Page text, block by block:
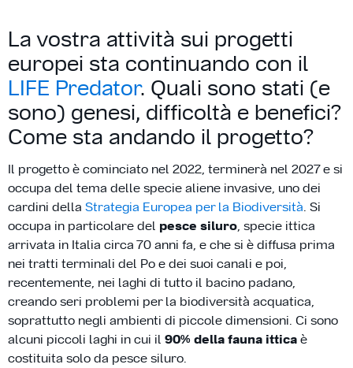
La vostra attività sui progetti
europei sta continuando con il
LIFE Predator. Quali sono stati (e
sono) genesi, difficoltà e benefici?
Come sta andando il progetto?
Il progetto è cominciato nel 2022, terminerà nel 2027 e si
occupa del tema delle specie aliene invasive, uno dei
cardini della Strategia Europea per la Biodiversità. Si
occupa in particolare del pesce siluro, specie ittica
arrivata in Italia circa 70 anni fa, e che si è diffusa prima
nei tratti terminali del Po e dei suoi canali e poi,
recentemente, nei laghi di tutto il bacino padano,
creando seri problemi per la biodiversità acquatica,
soprattutto negli ambienti di piccole dimensioni. Ci sono
alcuni piccoli laghi in cui il 90% della fauna itticaè
costituita solo da pesce siluro.